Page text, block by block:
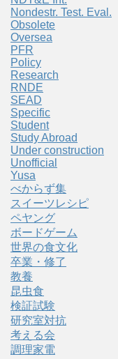
Nondestr. Test. Eval.
Obsolete
Oversea
PFR
Policy
Research
RNDE
SEAD
Specific
Student
Study Abroad
Under construction
Unofficial
Yusa
べからず集
スイーツレシピ
ペヤング
ボードゲーム
世界の食文化
卒業・修了
教養
昆虫食
検証試験
研究室対抗
考える会
調理家電